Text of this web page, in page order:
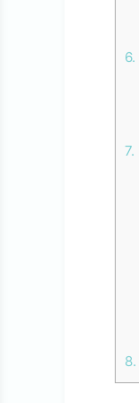
6.
7.
8.